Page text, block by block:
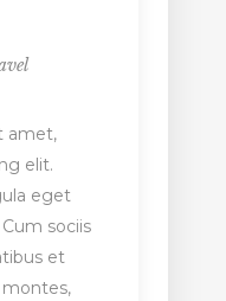
amet,
elit.
eget
sociis
et